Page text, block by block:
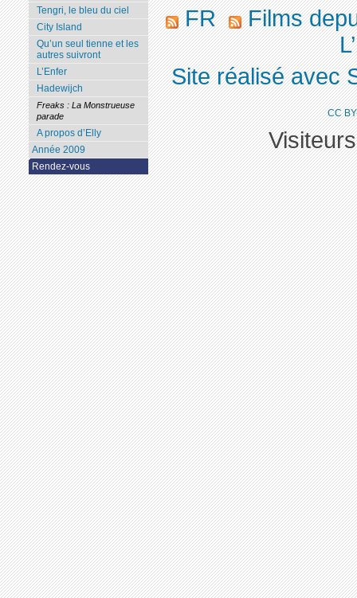
Tengri, le bleu du ciel
City Island
Qu’un seul tienne et les
autres suivront
L’Enfer
Hadewijch
Freaks : La Monstrueuse
parade
A propos d’Elly
Année 2009
Rendez-vous
FR
Films
Site réalisé avec
CC